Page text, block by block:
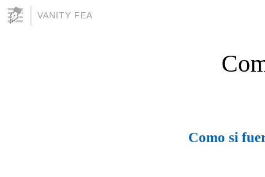
VANITY FEA
Como si